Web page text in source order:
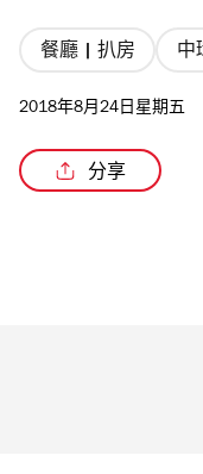
餐廳 | 扒房 中
2018年8月24日星期五
分享